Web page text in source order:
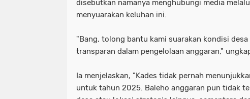
disebutkan namanya menghubungi media
menyuarakan keluhan ini.
"Bang, tolong bantu kami suarakan kondisi
transparan dalam pengelolaan anggaran,"
Ia menjelaskan, "Kades tidak pernah
untuk tahun 2025. Baleho anggaran pun tidak